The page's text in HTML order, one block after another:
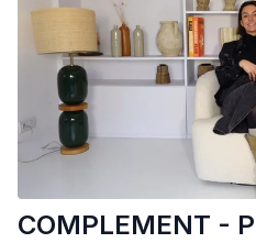
COMPLEMENT -